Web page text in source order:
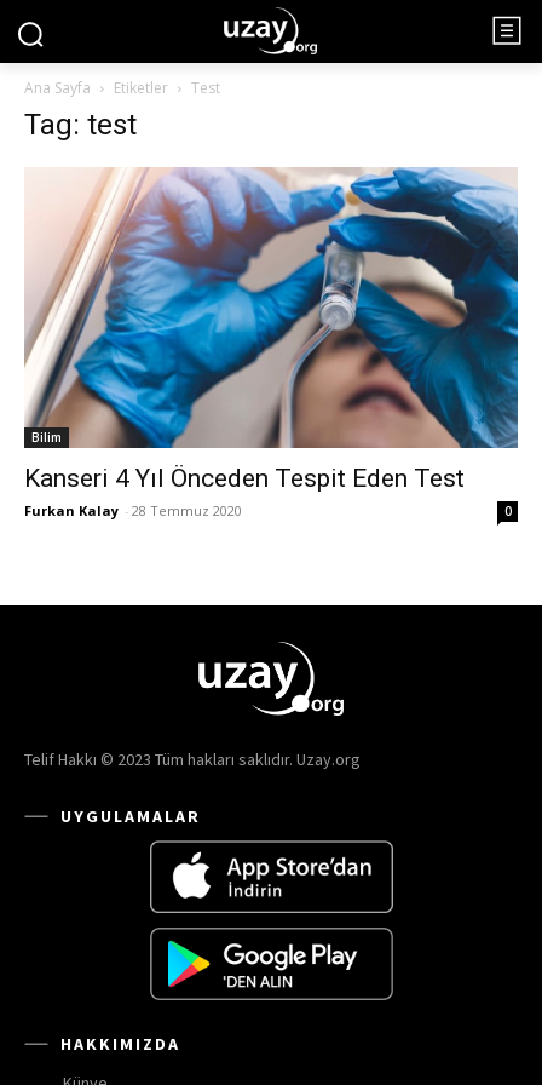
Ana Sayfa Etiketler Test
Tag: test
Bilim
Kanseri 4 Yıl Önceden Tespit Eden Test
Furkan Kalay - 28 Temmuz 2020 0
Telif Hakkı © 2023 Tüm hakları saklıdır. Uzay.org
UYGULAMALAR
HAKKIMIZDA